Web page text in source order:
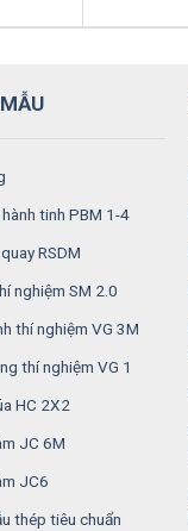
tinh PBM 1-4
RSDM
nghiệm SM 2.0
thí nghiệm VG 3M
thí nghiệm VG 1
HC 2X2
JC 6M
JC6
thép tiêu chuẩn